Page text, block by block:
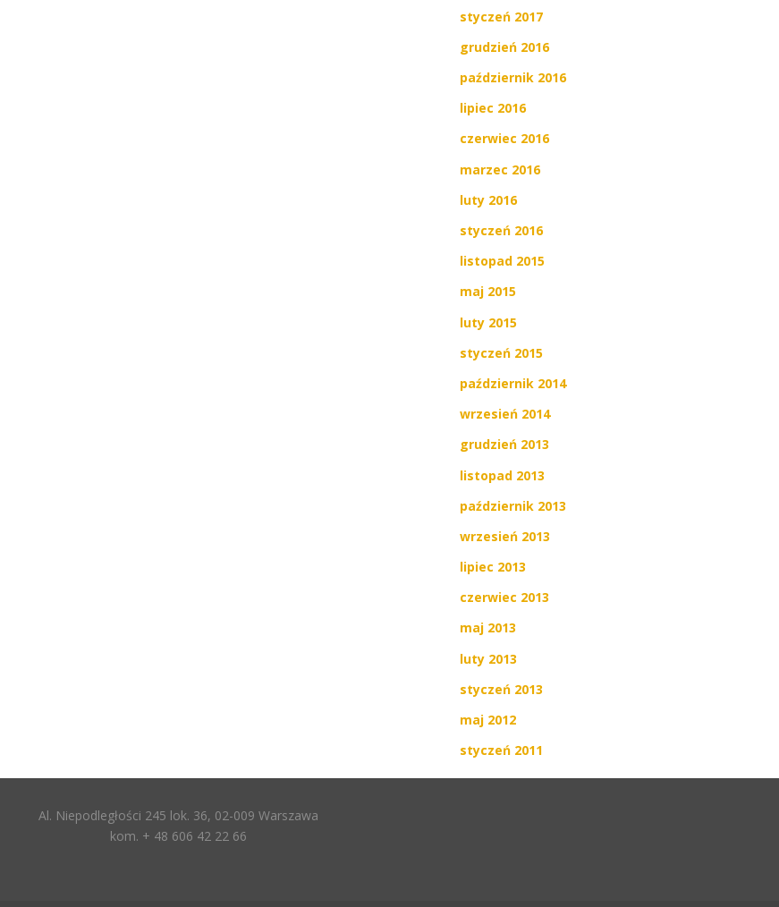
styczeń 2017
grudzień 2016
październik 2016
lipiec 2016
czerwiec 2016
marzec 2016
luty 2016
styczeń 2016
listopad 2015
maj 2015
luty 2015
styczeń 2015
październik 2014
wrzesień 2014
grudzień 2013
listopad 2013
październik 2013
wrzesień 2013
lipiec 2013
czerwiec 2013
maj 2013
luty 2013
styczeń 2013
maj 2012
styczeń 2011
Al. Niepodległości 245 lok. 36, 02-009 Warszawa
kom. + 48 606 42 22 66